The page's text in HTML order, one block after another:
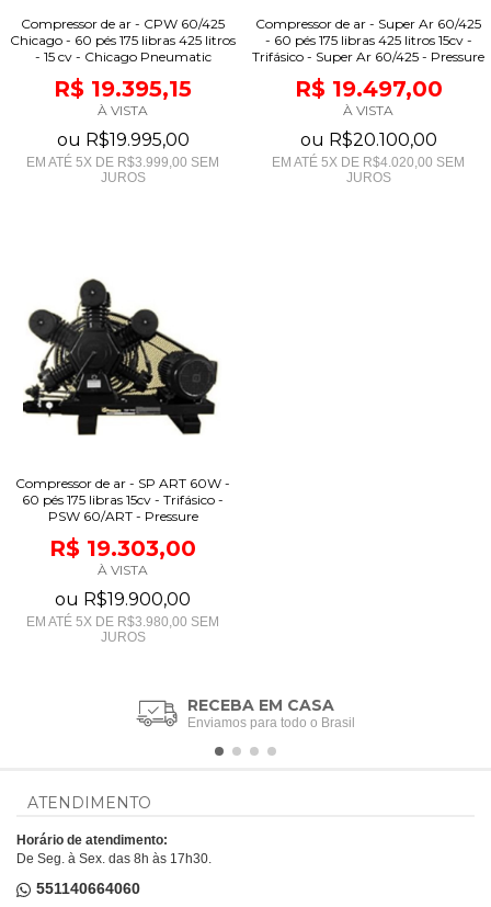
Compressor de ar - CPW 60/425
Chicago - 60 pés 175 libras 425 litros
- 15 cv - Chicago Pneumatic
R$ 19.395,15
À VISTA
ou R$19.995,00
EM ATÉ 5X DE R$3.999,00 SEM
JUROS
Compressor de ar - Super Ar 60/425
- 60 pés 175 libras 425 litros 15cv -
Trifásico - Super Ar 60/425 - Pressure
R$ 19.497,00
À VISTA
ou R$20.100,00
EM ATÉ 5X DE R$4.020,00 SEM
JUROS
Compressor de ar - SP ART 60W -
60 pés 175 libras 15cv - Trifásico -
PSW 60/ART - Pressure
R$ 19.303,00
À VISTA
ou R$19.900,00
EM ATÉ 5X DE R$3.980,00 SEM
JUROS
RECEBA EM CASA
Enviamos para todo o Brasil
ATENDIMENTO
Horário de atendimento:
De Seg. à Sex. das 8h às 17h30.
551140664060